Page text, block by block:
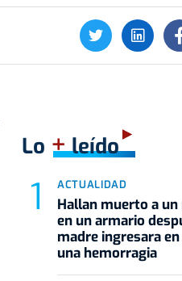
Lo +leído
ACTUALIDAD
Hallan muerto a un
en un armario
madre ingresara
una hemorragia